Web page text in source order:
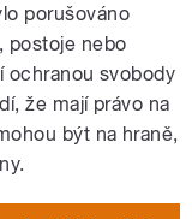
porušováno
postoje nebo
ochranou svobody
že mají právo na
být na hraně,